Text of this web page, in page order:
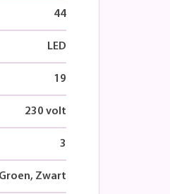
44
LED
19
230 volt
3
Groen, Zwart